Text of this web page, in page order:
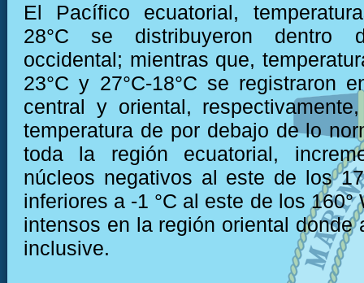
El Pacífico ecuatorial,
28°C se distribuyeron dentro
occidental; mientras que,
23°C y 27°C-18°C se registraron
central y oriental,
temperatura de por debajo de lo
toda la región ecuatorial,
núcleos negativos al este de los
inferiores a -1 °C al este de los 160°
intensos en la región oriental donde
inclusive.